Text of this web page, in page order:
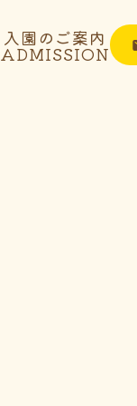
入園のご案内
ADMISSION